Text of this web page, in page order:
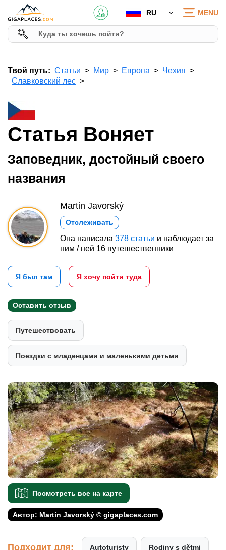
RU MENU
Твой путь: Статьи Мир Европа
Чехия
Славковский лес
Статья Воняет
Заповедник, достойный своего
названия
Martin Javorský
Отслеживать
Она написала 378 статьи и наблюдает за
ним / ней 16 путешественники
Я был там Я хочу пойти туда
Оставить отзыв
Путешествовать
Поездки с младенцами и маленькими детьми
Посмотреть все на карте
Автор: Martin Javorský © gigaplaces.com
Подходит для: Autoturisty Rodiny s dětmi